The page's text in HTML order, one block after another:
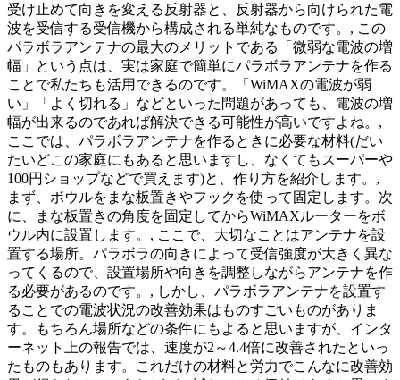
受け止めて向きを変える反射器と、反射器から向けられた電
波を受信する受信機から構成される単純なものです。, この
パラボラアンテナの最大のメリットである「微弱な電波の増
幅」という点は、実は家庭で簡単にパラボラアンテナを作る
ことで私たちも活用できるのです。「WiMAXの電波が弱
い」「よく切れる」などといった問題があっても、電波の増
幅が出来るのであれば解決できる可能性が高いですよね。,
ここでは、パラボラアンテナを作るときに必要な材料(だい
たいどこの家庭にもあると思いますし、なくてもスーパーや
100円ショップなどで買えます)と、作り方を紹介します。,
まず、ボウルをまな板置きやフックを使って固定します。次
に、まな板置きの角度を固定してからWiMAXルーターをボ
ウル内に設置します。, ここで、大切なことはアンテナを設
置する場所。パラボラの向きによって受信強度が大きく異な
ってくるので、設置場所や向きを調整しながらアンテナを作
る必要があるのです。, しかし、パラボラアンテナを設置す
ることでの電波状況の改善効果はものすごいものがありま
す。もちろん場所などの条件にもよると思いますが、インタ
ーネット上の報告では、速度が2～4.4倍に改善されたといっ
たものもあります。これだけの材料と労力でこんなに改善効